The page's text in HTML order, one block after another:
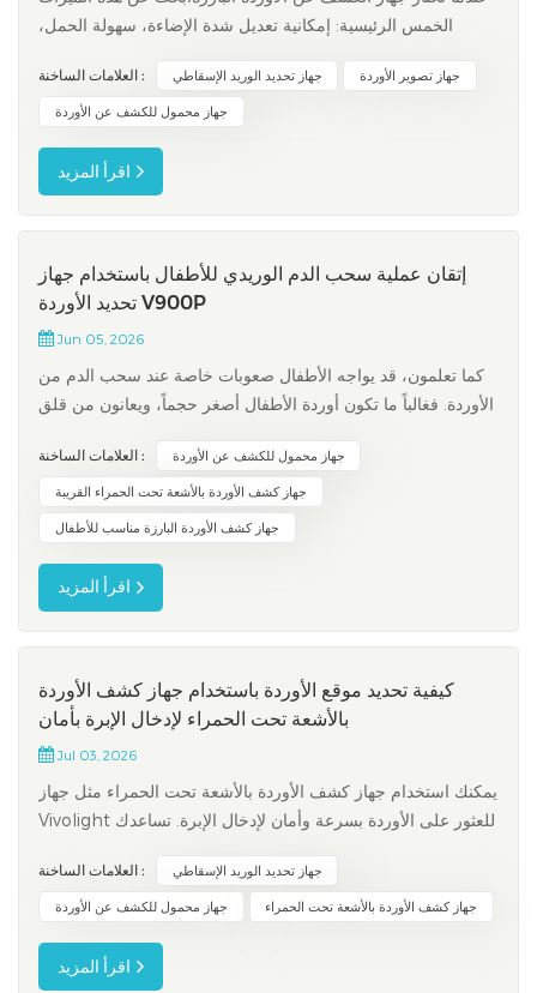
الخمس الرئيسية: إمكانية تعديل شدة الإضاءة، سهولة الحمل،
الميزات على تقليل احتمالية تفويت الأوردة، وتحسين شعور
المرضى، وتوفير الوقت. إليك كيف تُحسّن هذه الميزات
العلامات الساخنة : جهاز تحديد الوريد الإسقاطي جهاز تصوير الأوردة
جهاز محمول للكشف عن الأوردة
اقرأ المزيد
إتقان عملية سحب الدم الوريدي للأطفال باستخدام جهاز
تحديد الأوردة V900P
Jun 05, 2026
كما تعلمون، قد يواجه الأطفال صعوبات خاصة عند سحب الدم من
الأوردة. فغالباً ما تكون أوردة الأطفال أصغر حجماً، ويعانون من قلق
الطبية إلى أن نسبة نجاح المحاولة الأولى تتراوح بين 60% و80%.
العلامات الساخنة : جهاز محمول للكشف عن الأوردة
جهاز كشف الأوردة بالأشعة تحت الحمراء القريبة
جهاز كشف الأوردة البارزة مناسب للأطفال
اقرأ المزيد
كيفية تحديد موقع الأوردة باستخدام جهاز كشف الأوردة
بالأشعة تحت الحمراء لإدخال الإبرة بأمان
Jul 03, 2026
يمكنك استخدام جهاز كشف الأوردة بالأشعة تحت الحمراء مثل جهاز
Vivolight للعثور على الأوردة بسرعة وأمان لإدخال الإبرة. تساعدك
تُظهر الدراسات الحديثة فوائد واضحة:أجهزة الكشف عن الأوردة
بالأشعة تحت الحمراء دقيقة بنسبة 85%، لكن الطرق القديمة...
العلامات الساخنة : جهاز تحديد الوريد الإسقاطي
جهاز محمول للكشف عن الأوردة جهاز كشف الأوردة بالأشعة تحت الحمراء
اقرأ المزيد